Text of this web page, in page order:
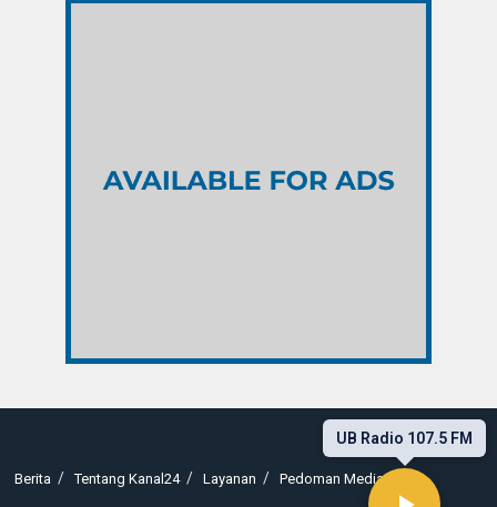
UB Radio 107.5 FM
Berita Tentang Kanal24 Layanan Pedoman Media Siber